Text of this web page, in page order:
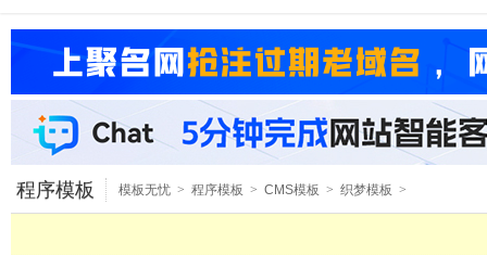
程序模板 模板无忧 > 程序模板 > CMS模板 > 织梦模板 >